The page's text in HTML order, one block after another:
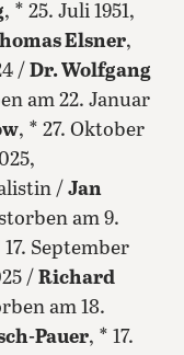
, * 25. Juli 1951,
Elsner,
/ Dr. Wolfgang
am 22. Januar
, * 27. Oktober
/ Jan
am 9.
17. September
/ Richard
am 18.
Pauer, * 17.